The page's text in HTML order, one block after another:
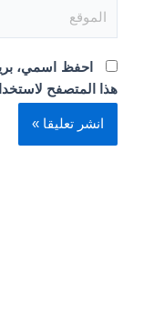
احفظ اسمي،
هذا المتصفح